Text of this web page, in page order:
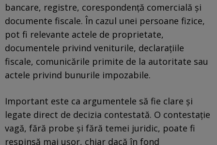
bancare, registre, corespondență comercială și
documente fiscale. În cazul unei persoane fizice,
pot fi relevante actele de proprietate,
documentele privind veniturile, declarațiile
fiscale, comunicările primite de la autoritate sau
actele privind bunurile impozabile.
Important este ca argumentele să fie clare și
legate direct de decizia contestată. O contestație
vagă, fără probe și fără temei juridic, poate fi
respinsă mai ușor, chiar dacă în fond